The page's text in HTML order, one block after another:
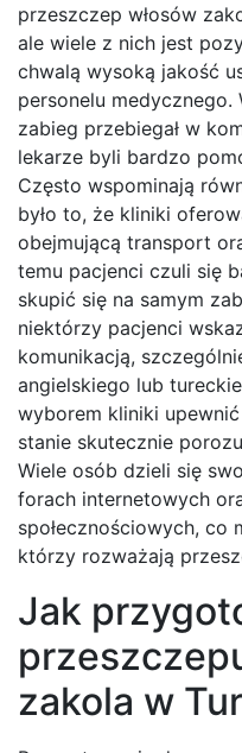
przeszczep włosów
ale wiele z nich jest
chwalą wysoką jakość
personelu
zabieg przebiegał w
lekarze byli bardzo
Często wspominają
było to, że kliniki
obejmującą transport
temu pacjenci czuli się
skupić się na samym
niektórzy pacjenci
komunikacją,
angielskiego lub
wyborem kliniki
stanie skutecznie
Wiele osób dzieli się
forach internetowych
społecznościowych, co
którzy rozważają
Jak
zakola w